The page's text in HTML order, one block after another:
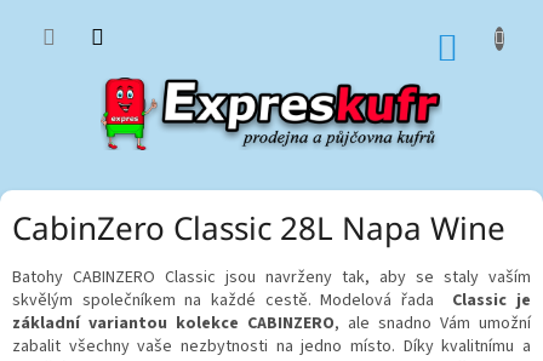
CabinZero Classic 28L Napa Wine
Batohy CABINZERO Classic jsou navrženy tak, aby se staly vaším
skvělým společníkem na každé cestě. Modelová řada
Classic je
základní variantou kolekce CABINZERO, ale snadno Vám umožní
zabalit všechny vaše nezbytnosti na jedno místo. Díky kvalitnímu a